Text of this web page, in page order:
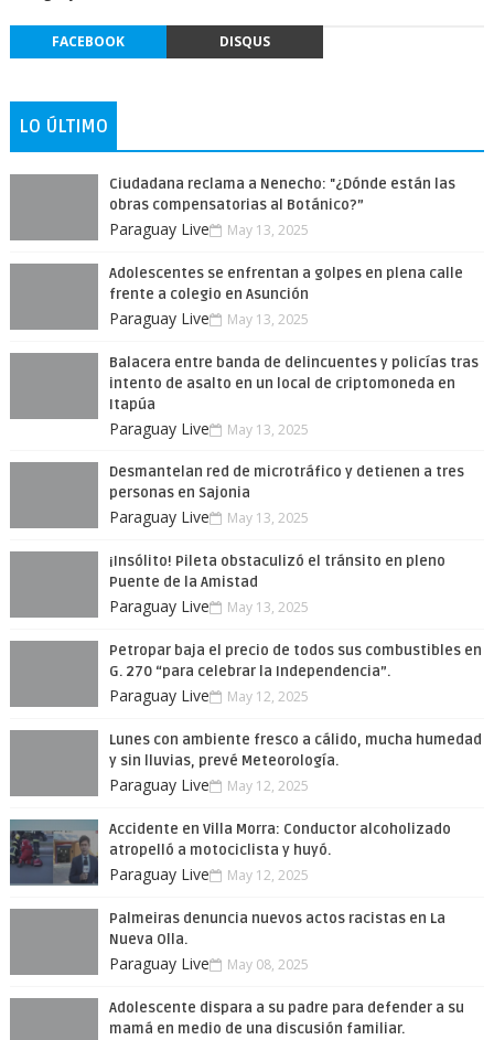
FACEBOOK DISQUS
LO ÚLTIMO
Ciudadana reclama a Nenecho: "¿Dónde están las
obras compensatorias al Botánico?”
Paraguay Live May 13, 2025
Adolescentes se enfrentan a golpes en plena calle
frente a colegio en Asunción
Paraguay Live May 13, 2025
Balacera entre banda de delincuentes y policías tras
intento de asalto en un local de criptomoneda en
Itapúa
Paraguay Live May 13, 2025
Desmantelan red de microtráfico y detienen a tres
personas en Sajonia
Paraguay Live May 13, 2025
¡Insólito! Pileta obstaculizó el tránsito en pleno
Puente de la Amistad
Paraguay Live May 13, 2025
Petropar baja el precio de todos sus combustibles en
G. 270 “para celebrar la Independencia”.
Paraguay Live May 12, 2025
Lunes con ambiente fresco a cálido, mucha humedad
y sin lluvias, prevé Meteorología.
Paraguay Live May 12, 2025
Accidente en Villa Morra: Conductor alcoholizado
atropelló a motociclista y huyó.
Paraguay Live May 12, 2025
Palmeiras denuncia nuevos actos racistas en La
Nueva Olla.
Paraguay Live May 08, 2025
Adolescente dispara a su padre para defender a su
mamá en medio de una discusión familiar.